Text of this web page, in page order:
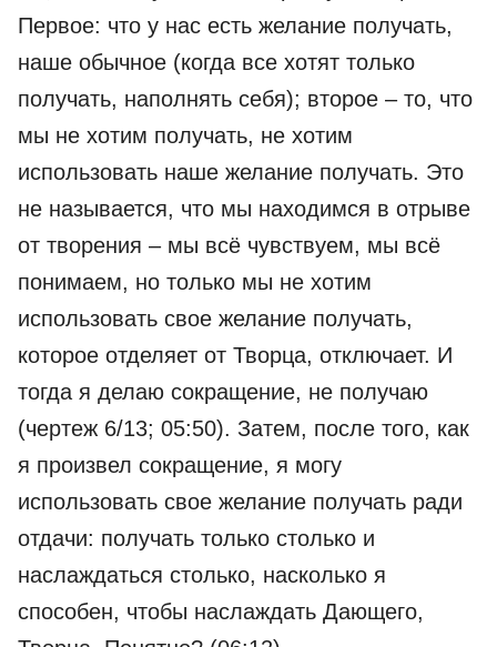
Первое: что у нас есть желание получать,
наше обычное (когда все хотят только
получать, наполнять себя); второе – то, что
мы не хотим получать, не хотим
использовать наше желание получать. Это
не называется, что мы находимся в отрыве
от творения – мы всё чувствуем, мы всё
понимаем, но только мы не хотим
использовать свое желание получать,
которое отделяет от Творца, отключает. И
тогда я делаю сокращение, не получаю
(чертеж 6/13; 05:50). Затем, после того, как
я произвел сокращение, я могу
использовать свое желание получать ради
отдачи: получать только столько и
наслаждаться столько, насколько я
способен, чтобы наслаждать Дающего,